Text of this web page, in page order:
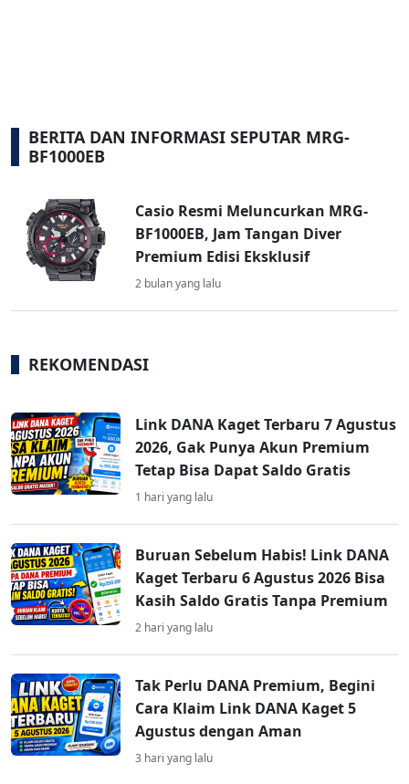
BERITA DAN INFORMASI SEPUTAR MRG-
BF1000EB
Casio Resmi Meluncurkan MRG-
BF1000EB, Jam Tangan Diver
Premium Edisi Eksklusif
2 bulan yang lalu
REKOMENDASI
Link DANA Kaget Terbaru 7 Agustus
2026, Gak Punya Akun Premium
Tetap Bisa Dapat Saldo Gratis
1 hari yang lalu
Buruan Sebelum Habis! Link DANA
Kaget Terbaru 6 Agustus 2026 Bisa
Kasih Saldo Gratis Tanpa Premium
2 hari yang lalu
Tak Perlu DANA Premium, Begini
Cara Klaim Link DANA Kaget 5
Agustus dengan Aman
3 hari yang lalu